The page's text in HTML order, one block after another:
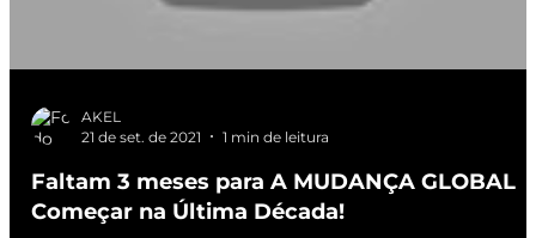
AKEL
21 de set. de 2021
1 min de leitura
Faltam 3 meses para A MUDANÇA GLOBAL
Começar na Última Década!